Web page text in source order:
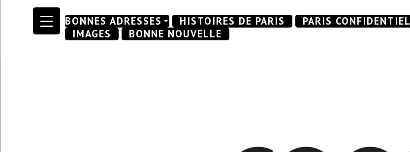
Skip
BONNES ADRESSES HISTOIRES DE PARIS PARIS CONFIDENTIEL
IMAGES
BONNE NOUVELLE